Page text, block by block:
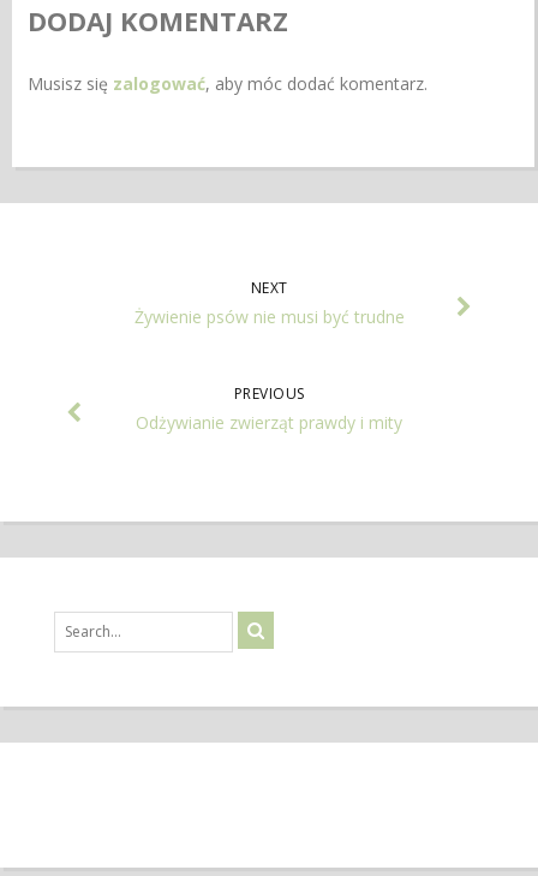
DODAJ KOMENTARZ
Musisz się zalogować, aby móc dodać komentarz.
NEXT
Żywienie psów nie musi być trudne
PREVIOUS
Odżywianie zwierząt prawdy i mity